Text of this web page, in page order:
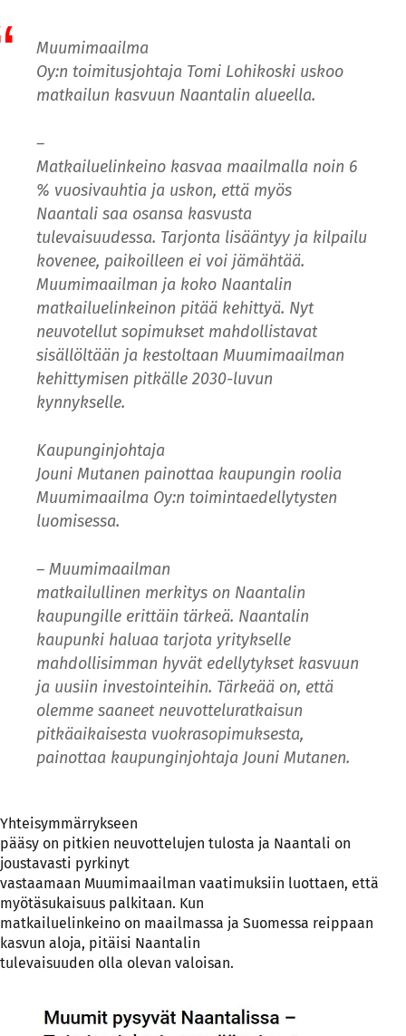
Muumimaailma
Oy:n toimitusjohtaja Tomi Lohikoski uskoo
matkailun kasvuun Naantalin alueella.
–
Matkailuelinkeino kasvaa maailmalla noin 6
% vuosivauhtia ja uskon, että myös
Naantali saa osansa kasvusta
tulevaisuudessa. Tarjonta lisääntyy ja kilpailu
kovenee, paikoilleen ei voi jämähtää.
Muumimaailman ja koko Naantalin
matkailuelinkeinon pitää kehittyä. Nyt
neuvotellut sopimukset mahdollistavat
sisällöltään ja kestoltaan Muumimaailman
kehittymisen pitkälle 2030-luvun
kynnykselle.
Kaupunginjohtaja
Jouni Mutanen painottaa kaupungin roolia
Muumimaailma Oy:n toimintaedellytysten
luomisessa.
– Muumimaailman
matkailullinen merkitys on Naantalin
kaupungille erittäin tärkeä. Naantalin
kaupunki haluaa tarjota yritykselle
mahdollisimman hyvät edellytykset kasvuun
ja uusiin investointeihin. Tärkeää on, että
olemme saaneet neuvotteluratkaisun
pitkäaikaisesta vuokrasopimuksesta,
painottaa kaupunginjohtaja Jouni Mutanen.
Yhteisymmärrykseen
pääsy on pitkien neuvottelujen tulosta ja Naantali on
joustavasti pyrkinyt
vastaamaan Muumimaailman vaatimuksiin luottaen, että
myötäsukaisuus palkitaan. Kun
matkailuelinkeino on maailmassa ja Suomessa reippaan
kasvun aloja, pitäisi Naantalin
tulevaisuuden olla olevan valoisan.